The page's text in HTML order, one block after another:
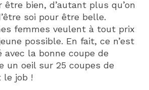
être bien, d’autant plus qu’on
soi pour être belle.
femmes veulent à tout prix
possible. En fait, ce n’est
avec la bonne coupe de
un oeil sur 25 coupes de
le job !